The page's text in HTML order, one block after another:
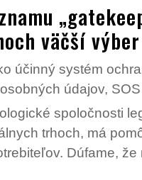
väčší výber
účinný systém
údajov, SOS
spoločnosti
trhoch, má
Dúfame,